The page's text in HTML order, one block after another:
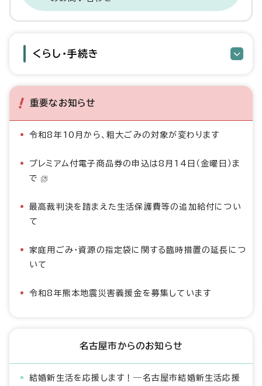
くらし・手続き
重要なお知らせ
令和8年10月から、粗大ごみの対象が変わります
プレミアム付電子商品券の申込は8月14日（金曜日）ま
で
最高裁判決を踏まえた生活保護費等の追加給付につい
て
家庭用ごみ・資源の指定袋に関する臨時措置の延長につ
いて
令和8年熊本地震災害義援金を募集しています
名古屋市からのお知らせ
結婚新生活を応援します！―名古屋市結婚新生活応援